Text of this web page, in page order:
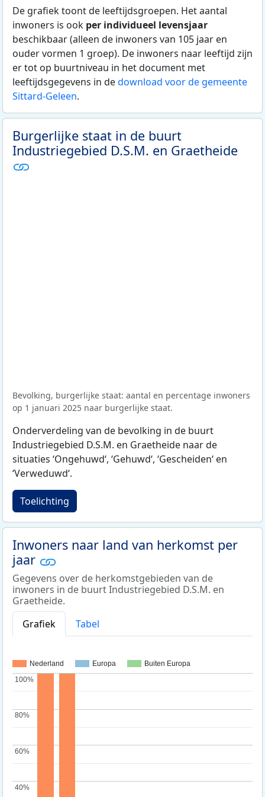
De grafiek toont de leeftijdsgroepen. Het aantal
inwoners is ook per individueel levensjaar
beschikbaar (alleen de inwoners van 105 jaar en
ouder vormen 1 groep). De inwoners naar leeftijd zijn
er tot op buurtniveau in het document met
leeftijdsgegevens in dedownload voor de gemeente
Sittard-Geleen.
Burgerlijke staat in de buurt
Industriegebied D.S.M. en Graetheide
Bevolking, burgerlijke staat: aantal en percentage inwoners
op 1 januari 2025 naar burgerlijke staat.
Onderverdeling van de bevolking in de buurt
Industriegebied D.S.M. en Graetheide naar de
situaties ‘Ongehuwd‘, ‘Gehuwd‘, ‘Gescheiden‘ en
‘Verweduwd‘.
Toelichting
Inwoners naar land van herkomst per
jaar
Gegevens over de herkomstgebieden van de
inwoners in de buurt Industriegebied D.S.M. en
Graetheide.
Grafiek
Tabel
Nederland Europa Buiten Europa
40%
40%
60%
60%
80%
80%
100%
100%